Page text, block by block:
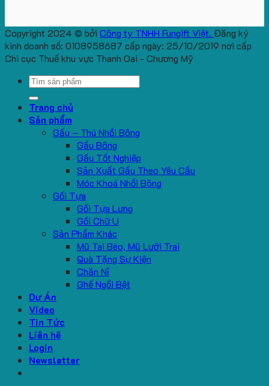
Copyright 2024 © bởi Công ty TNHH Fungift Việt. Đăng ký
kinh doanh số: 0108958687 cấp ngày: 25/10/2019 nơi cấp
Chi cục Thuế khu vực Thanh Oai - Chương Mỹ
Search
Trang chủ
Sản phẩm
Gấu – Thú Nhồi Bông
Gấu Bông
Gấu Tốt Nghiệp
Sản Xuất Gấu Theo Yêu Cầu
Móc Khoá Nhồi Bông
Gối Tựa
Gối Tựa Lưng
Gối Chữ U
Sản Phẩm Khác
Mũ Tai Bèo, Mũ Lưỡi Trai
Quà Tặng Sự Kiện
Chăn Nỉ
Ghế Ngồi Bệt
Dự Án
Video
Tin Tức
Liên hệ
Login
Newsletter